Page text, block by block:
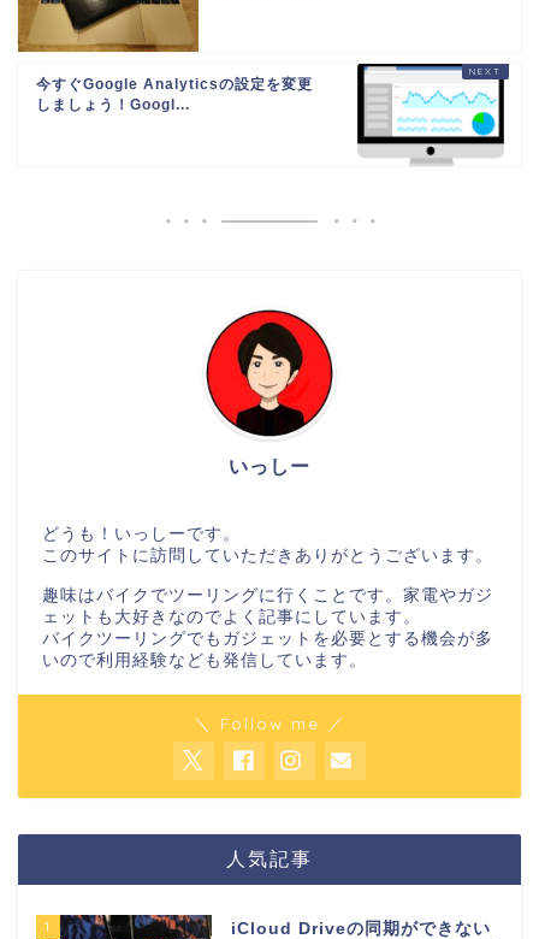
今すぐGoogle Analyticsの設定を変更
しましょう！Googl...
いっしー
どうも！いっしーです。
このサイトに訪問していただきありがとうございます。
趣味はバイクでツーリングに行くことです。家電やガジ
ェットも大好きなのでよく記事にしています。
バイクツーリングでもガジェットを必要とする機会が多
いので利用経験なども発信しています。
＼ Follow me ／
人気記事
1
iCloud Driveの同期ができない